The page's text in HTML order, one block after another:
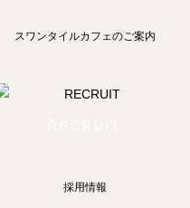
スワンタイルカフェのご案内
採用情報